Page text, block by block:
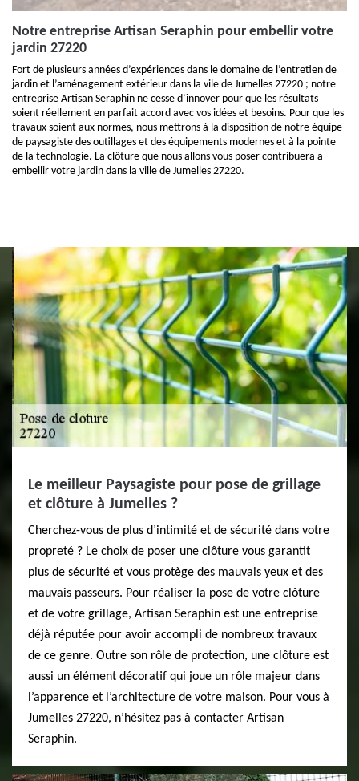
Notre entreprise Artisan Seraphin pour embellir votre
jardin 27220
Fort de plusieurs années d’expériences dans le domaine de l’entretien de
jardin et l’aménagement extérieur dans la vile de Jumelles 27220 ; notre
entreprise Artisan Seraphin ne cesse d’innover pour que les résultats
soient réellement en parfait accord avec vos idées et besoins. Pour que les
travaux soient aux normes, nous mettrons à la disposition de notre équipe
de paysagiste des outillages et des équipements modernes et à la pointe
de la technologie. La clôture que nous allons vous poser contribuera a
embellir votre jardin dans la ville de Jumelles 27220.
Le meilleur Paysagiste pour pose de grillage
et clôture à Jumelles ?
Cherchez-vous de plus d’intimité et de sécurité dans votre
propreté ? Le choix de poser une clôture vous garantit
plus de sécurité et vous protège des mauvais yeux et des
mauvais passeurs. Pour réaliser la pose de votre clôture
et de votre grillage, Artisan Seraphin est une entreprise
déjà réputée pour avoir accompli de nombreux travaux
de ce genre. Outre son rôle de protection, une clôture est
aussi un élément décoratif qui joue un rôle majeur dans
l’apparence et l’architecture de votre maison. Pour vous à
Jumelles 27220, n’hésitez pas à contacter Artisan
Seraphin.